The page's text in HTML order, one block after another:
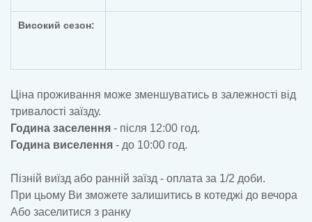
Високий сезон:
Ціна проживання може зменшуватись в залежності від
тривалості заїзду.
Година заселення - після 12:00 год.
Година виселення - до 10:00 год.
Пізній виїзд або ранній заїзд - оплата за 1/2 доби.
При цьому Ви зможете залишитись в котеджі до вечора
Або заселитися з ранку